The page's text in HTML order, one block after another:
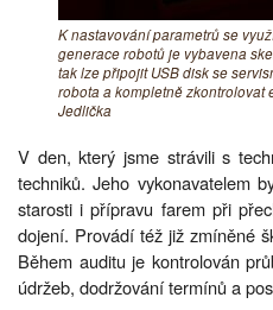
K nastavování parametrů se
generace robotů je vybavena
tak lze připojit USB disk se
robota a kompletně zkontrolovat
Jedlička
V den, který jsme strávili s
techniků. Jeho vykonavatelem
starosti i přípravu farem při
dojení. Provádí též již zmíněné
Během auditu je kontrolován
údržeb, dodržování termínů a